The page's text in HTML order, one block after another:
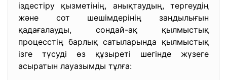
іздестіру қызметінің, анықтаудың, тергеудің
және сот шешімдерінің заңдылығын
қадағалауды, сондай-ақ қылмыстық
процесстің барлық сатыларында қылмыстық
ізге түсуді өз құзыреті шегінде жүзеге
асыратын лауазымды тұлға: